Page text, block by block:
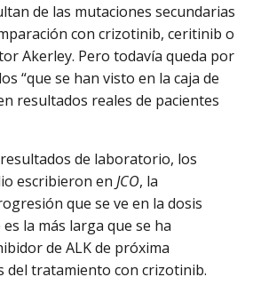
de las mutaciones secundarias
con crizotinib, ceritinib o
Akerley. Pero todavía queda por
“que se han visto en la caja de
resultados reales de pacientes
de laboratorio, los
escribieron en JCO, la
que se ve en la dosis
la más larga que se ha
de ALK de próxima
del tratamiento con crizotinib.